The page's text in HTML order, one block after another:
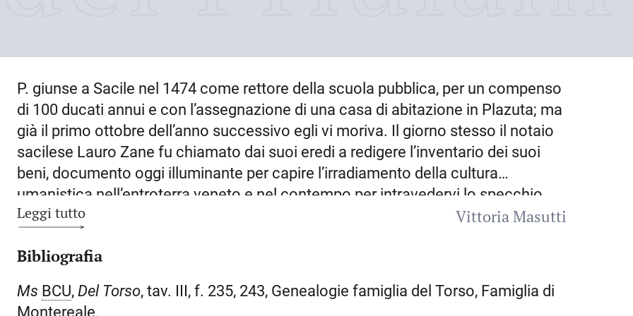
P. giunse a Sacile nel 1474 come rettore della scuola pubblica, per un compenso
di 100 ducati annui e con l’assegnazione di una casa di abitazione in Plazuta; ma
già il primo ottobre dell’anno successivo egli vi moriva. Il giorno stesso il notaio
sacilese Lauro Zane fu chiamato dai suoi eredi a redigere l’inventario dei suoi
beni, documento oggi illuminante per capire l’irradiamento della cultura
umanistica nell’entroterra veneto e nel contempo per intravedervi lo specchio
della preparazione e della didattica di maestri che vi circolavano. Che Sacile si
Padova è documentabile anche dalla scelta dei rettori della propria scuola: P. era
aveva insegnato retorica nello Studio di quella città, come risulta dall’elenco dei
Leggi tutto
Vittoria Masutti
Bibliografia
Ms BCU, Del Torso, tav. III, f. 235, 243, Genealogie famiglia del Torso, Famiglia di
Montereale.